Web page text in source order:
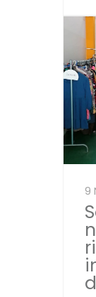
9